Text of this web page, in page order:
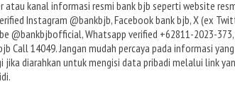
atau kanal informasi resmi bank bjb seperti website
Instagram @bankbjb, Facebook bank bjb, X (ex
@bankbjbofficial, Whatsapp verified +62811-2023-
Call 14049. Jangan mudah percaya pada informasi
jika diarahkan untuk mengisi data pribadi melalui link